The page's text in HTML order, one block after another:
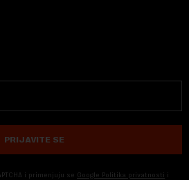
PRIJAVITE SE
i primenjuju se Google Politika privatnosti i